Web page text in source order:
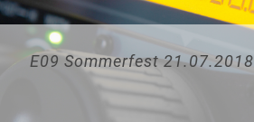
E09 Sommerfest 21.07.2018